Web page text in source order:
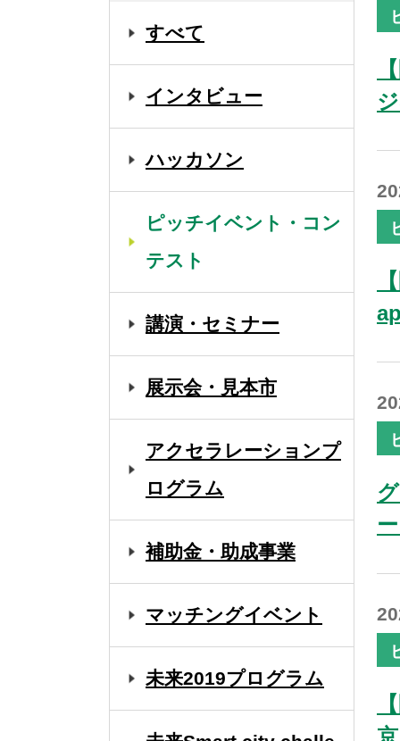
すべて
インタビュー
ハッカソン
ピッチイベント・コン
テスト
講演・セミナー
展示会・見本市
アクセラレーションプ
ログラム
補助金・助成事業
マッチングイベント
未来2019プログラム